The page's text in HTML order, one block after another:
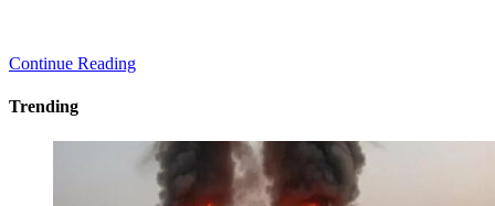
Continue Reading
Trending